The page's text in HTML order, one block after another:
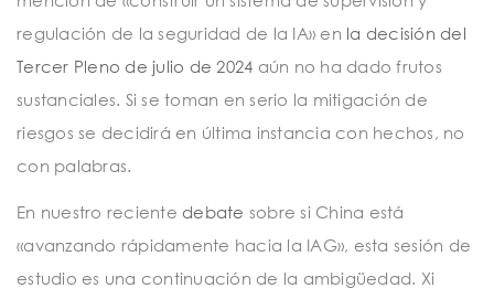
regulación de la seguridad de la IA» en la decisión del
Tercer Pleno de julio de 2024 aún no ha dado frutos
sustanciales. Si se toman en serio la mitigación de
riesgos se decidirá en última instancia con hechos, no
con palabras.
En nuestro reciente debate sobre si China está
«avanzando rápidamente hacia la IAG», esta sesión de
estudio es una continuación de la ambigüedad. Xi